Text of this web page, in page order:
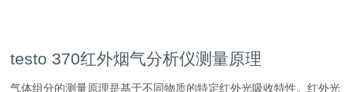
testo 370红外烟气分析仪测量原理
气体组分的测量原理是基于不同物质的特定红外光吸收特性。红外光